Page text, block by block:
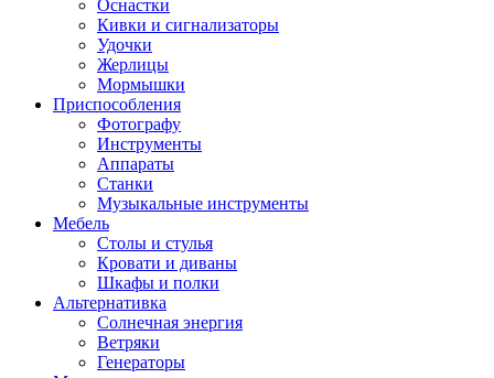
Оснастки
Кивки и сигнализаторы
Удочки
Жерлицы
Мормышки
Приспособления
Фотографу
Инструменты
Аппараты
Станки
Музыкальные инструменты
Мебель
Столы и стулья
Кровати и диваны
Шкафы и полки
Альтернативка
Солнечная энергия
Ветряки
Генераторы